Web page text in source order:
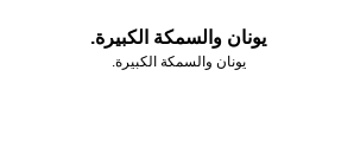
يونان والسمكة الكبيرة.
يونان والسمكة الكبيرة.